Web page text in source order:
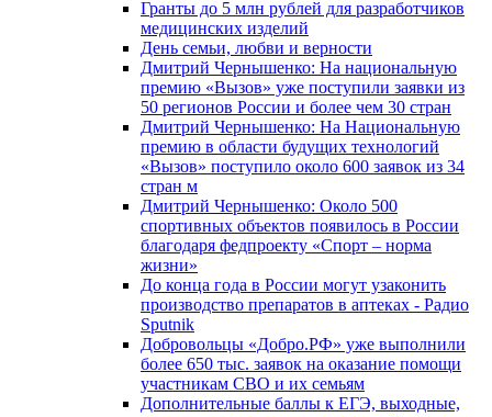
Гранты до 5 млн рублей для разработчиков
медицинских изделий
День семьи, любви и верности
Дмитрий Чернышенко: На национальную
премию «Вызов» уже поступили заявки из
50 регионов России и более чем 30 стран
Дмитрий Чернышенко: На Национальную
премию в области будущих технологий
«Вызов» поступило около 600 заявок из 34
стран м
Дмитрий Чернышенко: Около 500
спортивных объектов появилось в России
благодаря федпроекту «Спорт – норма
жизни»
До конца года в России могут узаконить
производство препаратов в аптеках - Радио
Sputnik
Добровольцы «Добро.РФ» уже выполнили
более 650 тыс. заявок на оказание помощи
участникам СВО и их семьям
Дополнительные баллы к ЕГЭ, выходные,